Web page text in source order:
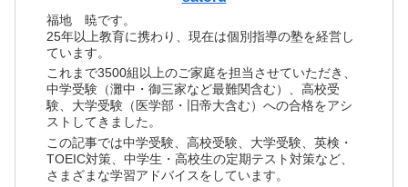
福地 暁です。
25年以上教育に携わり、現在は個別指導の塾を経営し
ています。
これまで3500組以上のご家庭を担当させていただき、
中学受験（灘中・御三家など最難関含む）、高校受
験、大学受験（医学部・旧帝大含む）への合格をアシ
ストしてきました。
この記事では中学受験、高校受験、大学受験、英検・
TOEIC対策、中学生・高校生の定期テスト対策など、
さまざまな学習アドバイスをしています。